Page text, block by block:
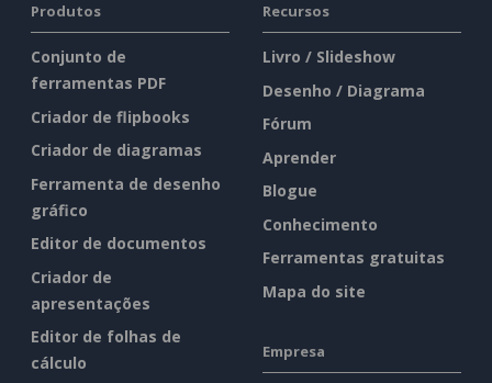
Produtos
Conjunto de
ferramentas PDF
Criador de flipbooks
Criador de diagramas
Ferramenta de desenho
gráfico
Editor de documentos
Criador de
apresentações
Editor de folhas de
cálculo
Recursos
Livro / Slideshow
Desenho / Diagrama
Fórum
Aprender
Blogue
Conhecimento
Ferramentas gratuitas
Mapa do site
Empresa